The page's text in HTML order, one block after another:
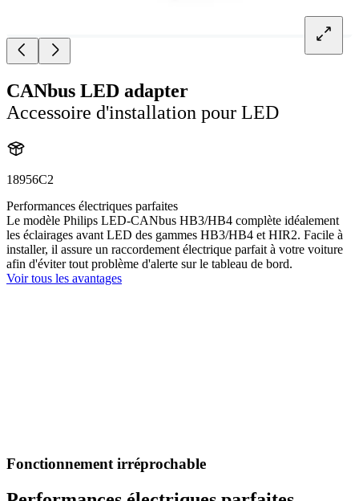
CANbus LED adapter
Accessoire d'installation pour LED
18956C2
Performances électriques parfaites
Le modèle Philips LED-CANbus HB3/HB4 complète idéalement
les éclairages avant LED des gammes HB3/HB4 et HIR2. Facile à
installer, il assure un raccordement électrique parfait à votre voiture
afin d'éviter tout problème d'alerte sur le tableau de bord.
Voir tous les avantages
Fonctionnement irréprochable